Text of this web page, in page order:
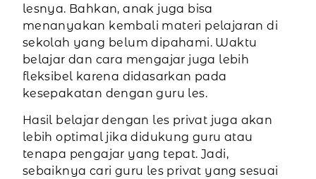
lesnya. Bahkan, anak juga bisa
menanyakan kembali materi pelajaran di
sekolah yang belum dipahami. Waktu
belajar dan cara mengajar juga lebih
fleksibel karena didasarkan pada
kesepakatan dengan guru les.
Hasil belajar dengan les privat juga akan
lebih optimal jika didukung guru atau
tenapa pengajar yang tepat. Jadi,
sebaiknya cari guru les privat yang sesuai